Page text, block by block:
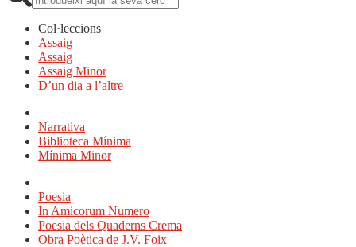
Col·leccions
Assaig
Assaig
Assaig Minor
D’un dia a l’altre
Narrativa
Biblioteca Mínima
Mínima Minor
Poesia
In Amicorum Numero
Poesia dels Quaderns Crema
Obra Poètica de J.V. Foix